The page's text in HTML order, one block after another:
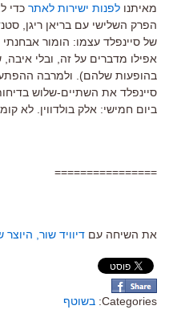
מאיתנו לפנות ישירות לאתר כדי
הפרק השלישי עם בריאן ריגן,
של סיינפלד עצמו: הומור
אפילו מדברים על זה, ובלי
בהופעות שלהם). ולמרבה
סיינפלד את השתיים-שלוש
ביום חמישי: אלק בולדווין. לא
================
את השיחה עם דיוויד שור,
Categories: בשוטף